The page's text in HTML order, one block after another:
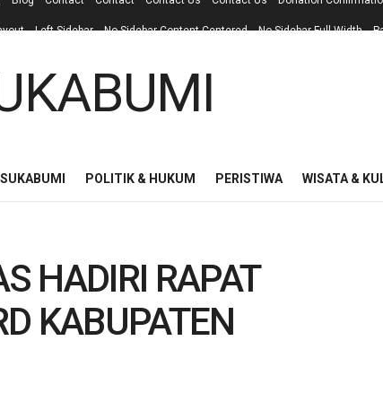
Left Sidebar No Sidebar Content Centered No Sidebar Full Width
SUKABUMI POLITIK & HUKUM PERISTIWA WISATA &
HADIRI RAPAT
KABUPATEN